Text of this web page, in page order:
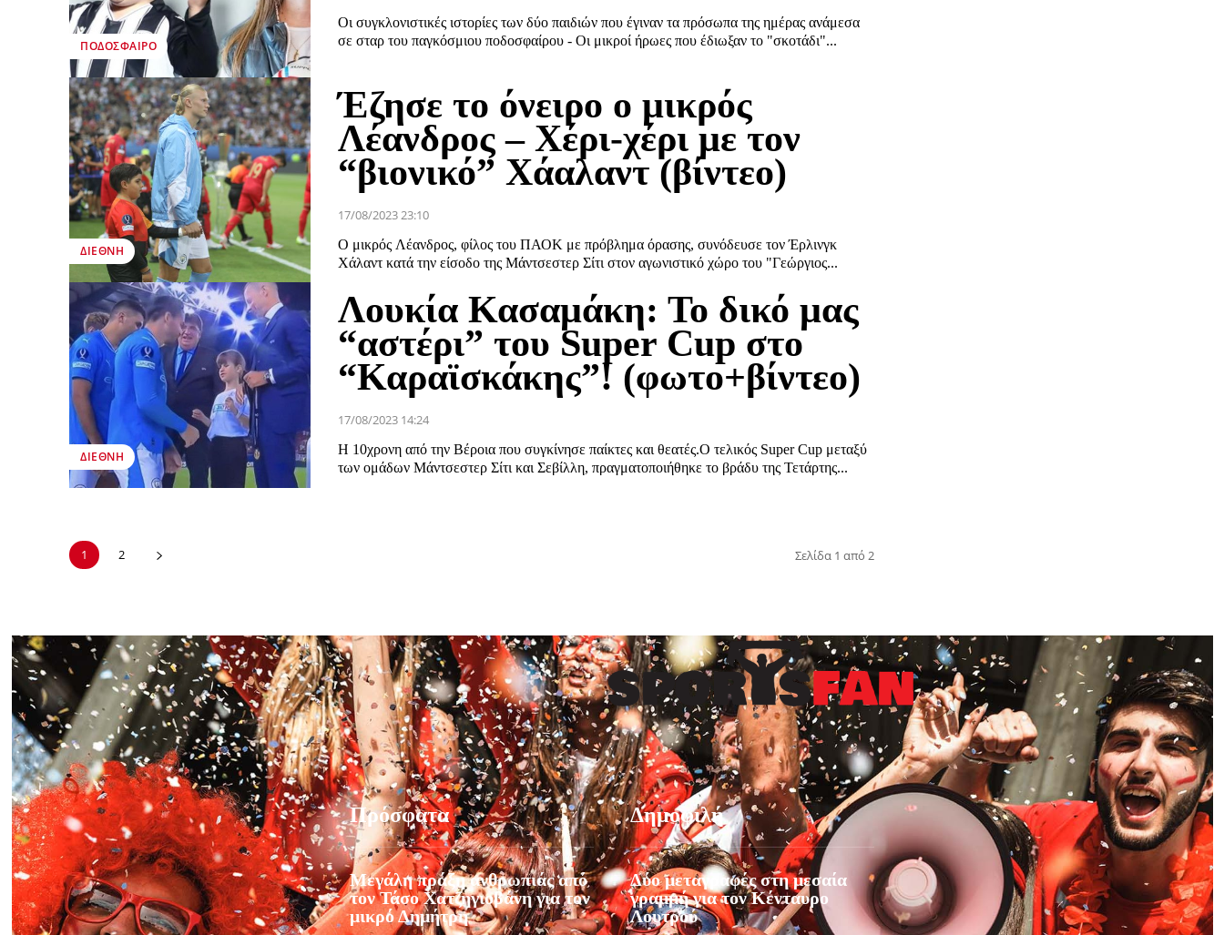
ΠΟΔΌΣΦΑΙΡΟ
Οι συγκλονιστικές ιστορίες των δύο παιδιών που έγιναν τα πρόσωπα της ημέρας ανάμεσα
σε σταρ του παγκόσμιου ποδοσφαίρου - Οι μικροί ήρωες που έδιωξαν το "σκοτάδι"...
ΔΙΕΘΝΉ
Έζησε το όνειρο ο μικρός
Λέανδρος – Χέρι-χέρι με τον
“βιονικό” Χάαλαντ (βίντεο)
17/08/2023 23:10
Ο μικρός Λέανδρος, φίλος του ΠΑΟΚ με πρόβλημα όρασης, συνόδευσε τον Έρλινγκ
Χάλαντ κατά την είσοδο της Μάντσεστερ Σίτι στον αγωνιστικό χώρο του "Γεώργιος...
ΔΙΕΘΝΉ
Λουκία Κασαμάκη: Το δικό μας
“αστέρι” του Super Cup στο
“Καραϊσκάκης”! (φωτο+βίντεο)
17/08/2023 14:24
Η 10χρονη από την Βέροια που συγκίνησε παίκτες και θεατές.Ο τελικός Super Cup μεταξύ
των ομάδων Μάντσεστερ Σίτι και Σεβίλλη, πραγματοποιήθηκε το βράδυ της Τετάρτης...
1 2 Σελίδα 1 από 2
Πρόσφατα
Μεγάλη πράξη ανθρωπιάς από
τον Τάσο Χατζηγιοβάνη για τον
μικρό Δημήτρη
Δημοφιλή
Δύο μεταγραφές στη μεσαία
γραμμή για τον Κένταυρο
Λουτρού